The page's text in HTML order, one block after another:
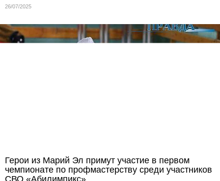
26/07/2025
Герои из Марий Эл примут участие в первом
чемпионате по профмастерству среди участников